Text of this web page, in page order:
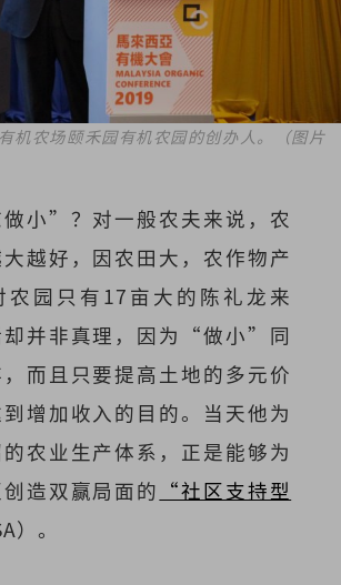
机农场颐禾园有机农园的创办人。（图片
小”？对一般农夫来说，农
越好，因农田大，农作物产
农园只有17亩大的陈礼龙来
却并非真理，因为“做小”同
而且只要提高土地的多元价
增加收入的目的。当天他为
农业生产体系，正是能够为
造双赢局面的 “社区支持型
）。